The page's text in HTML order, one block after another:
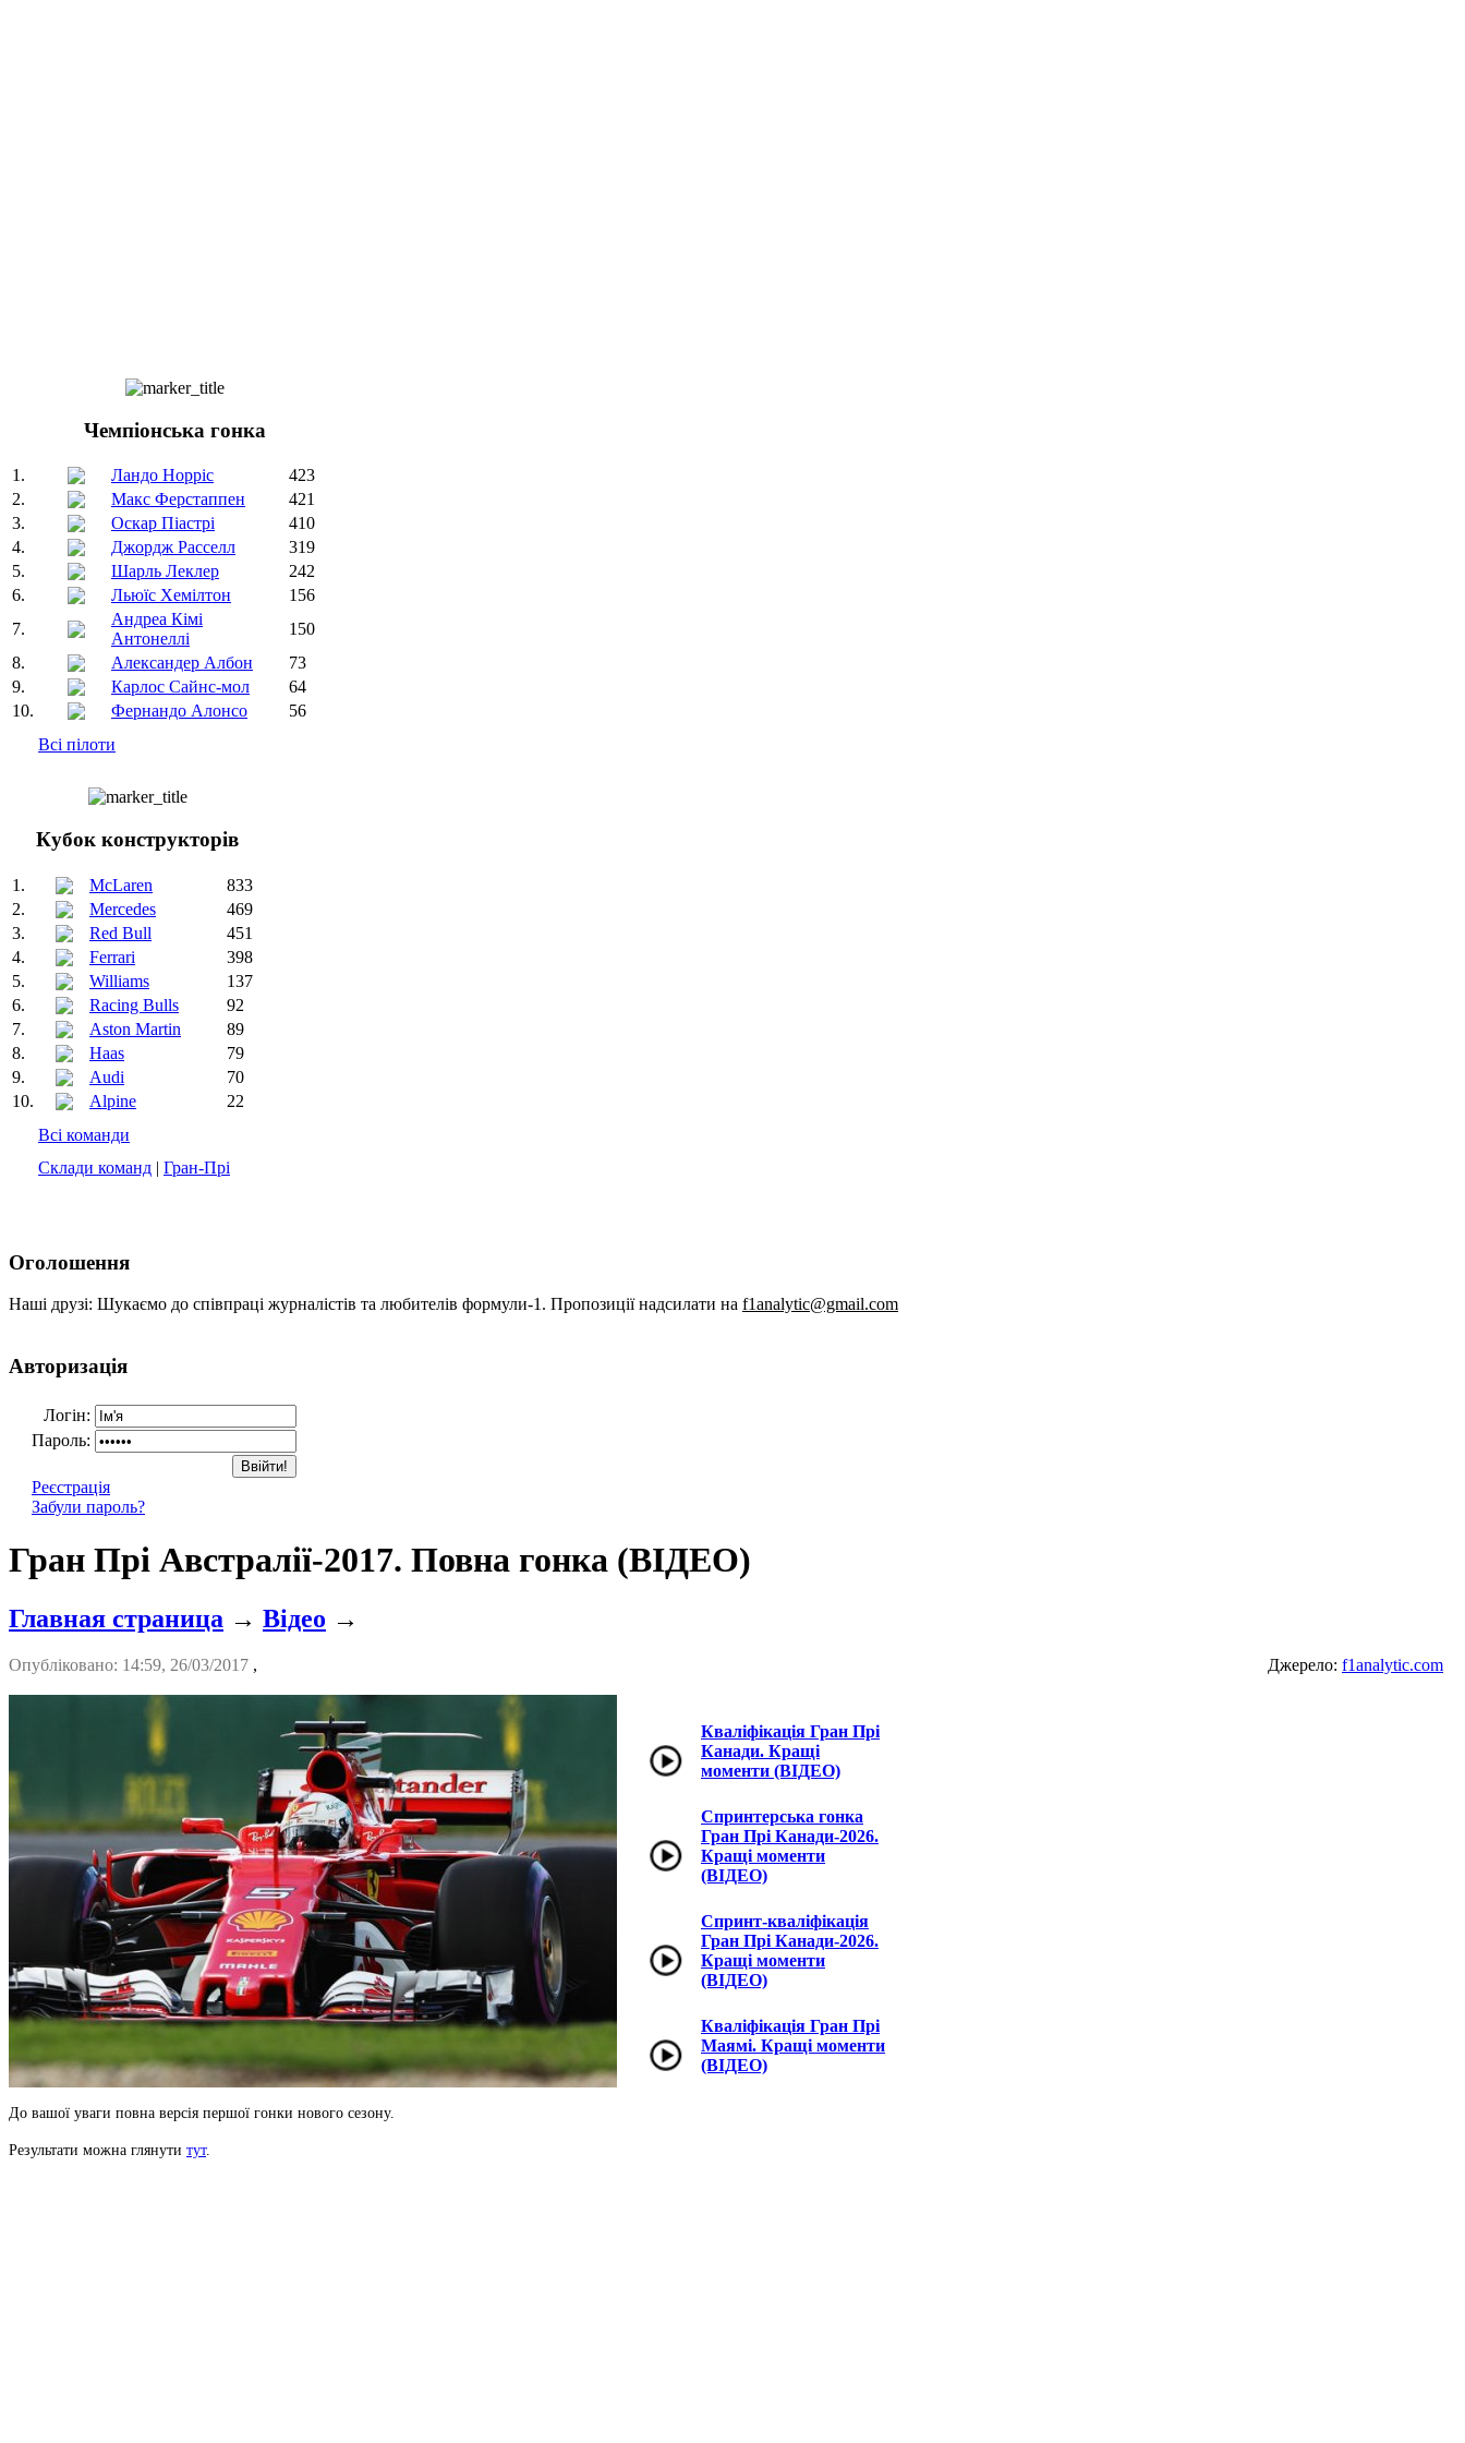
Чемпіонська гонка
1. Ландо Норріс
423
2.
Макс Ферстаппен
421
3.
Оскар Піастрі
410
4.
Джордж Расселл
319
5.
Шарль Леклер
242
6.
Льюїс Хемілтон
156
7.
Андреа Кімі
Антонеллі
150
8.
Александер Албон
73
9.
Карлос Сайнс-мол
64
10.
Фернандо Алонсо
56
Всі пілоти
Кубок конструкторів
1. McLaren
833
2.
Mercedes
469
3.
Red Bull
451
4.
Ferrari
398
5.
Williams
137
6.
Racing Bulls
92
7.
Aston Martin
89
8.
Haas
79
9.
Audi
70
10.
Alpine
22
Всі команди
Склади команд | Гран-Прі
Оголошення
Наші друзі: Шукаємо до співпраці журналістів та любителів формули-1. Пропозиції надсилати на f1analytic@gmail.com
Авторизація
Логін:
Пароль:
Реєстрація
Забули пароль?
Гран Прі Австралії-2017. Повна гонка (ВІДЕО)
Главная страница → Відео →
Опубліковано: 14:59, 26/03/2017 , Джерело: f1analytic.com
До вашої уваги повна версія першої гонки нового сезону.
Кваліфікація Гран Прі
Канади. Кращі
моменти (ВІДЕО)
Спринтерська гонка
Гран Прі Канади-2026.
Кращі моменти
(ВІДЕО)
Спринт-кваліфікація
Гран Прі Канади-2026.
Кращі моменти
(ВІДЕО)
Кваліфікація Гран Прі
Маямі. Кращі моменти
(ВІДЕО)
Результати можна глянути тут.